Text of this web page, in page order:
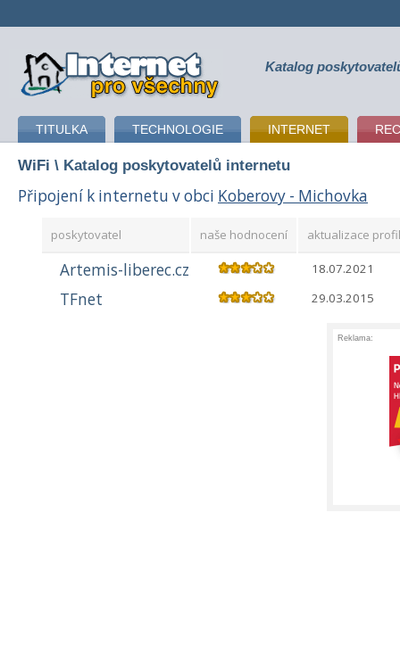
připojení k internetu Katalog
TITULKA TECHNOLOGIE INTERNET
WiFi \ Katalog poskytovatelů internetu
Připojení k internetu v obci Koberovy - Michovka
poskytovatel naše hodnocení aktualizace
Artemis-liberec.cz 18.07.2021
TFnet 29.03.2015
Reklama: